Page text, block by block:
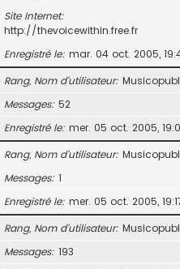
Site Internet
http://thevoicewithin.free.fr
Enregistré le mar. 04 oct. 2005,
Rang, Nom d’utilisateur
Messages 52
Enregistré le mer. 05 oct. 2005,
Rang, Nom d’utilisateur
Messages 1
Enregistré le mer. 05 oct. 2005,
Rang, Nom d’utilisateur
Messages 193